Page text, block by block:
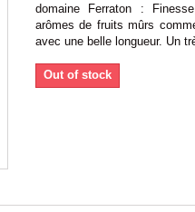
domaine Ferraton :
arômes de fruits mûrs
avec une belle longueur. Un
Out of stock